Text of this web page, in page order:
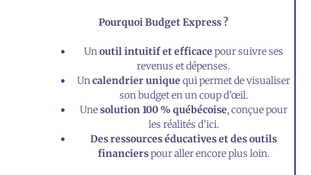
Pourquoi Budget Express ?
Unoutil intuitif et efficace pour suivre ses
revenus et dépenses.
Uncalendrier unique qui permet de visualiser
son budget en un coup d’œil.
Unesolution 100 % québécoise, conçue pour
les réalités d’ici.
Des ressources éducatives et des outils
financierspour aller encore plus loin.